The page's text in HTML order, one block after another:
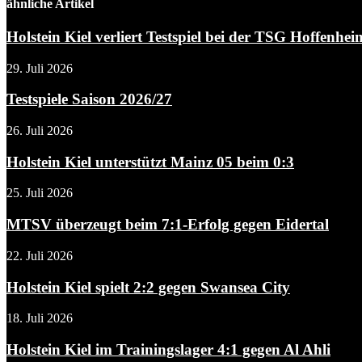
ähnliche Artikel
Holstein Kiel verliert Testspiel bei der TSG
29. Juli 2026
Testspiele Saison 2026/27
26. Juli 2026
Holstein Kiel unterstützt Mainz 05 beim 0:3
25. Juli 2026
MTSV überzeugt beim 7:1-Erfolg gegen Eidertal
22. Juli 2026
Holstein Kiel spielt 2:2 gegen Swansea City
18. Juli 2026
Holstein Kiel im Trainingslager 4:1 gegen Al Ahli